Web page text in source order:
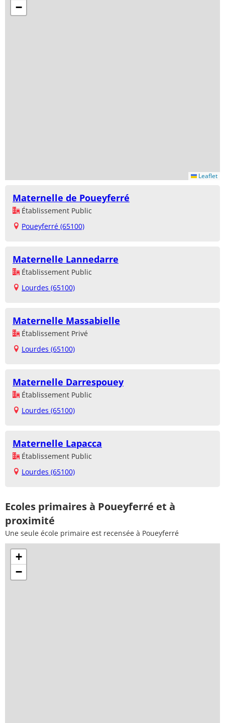
−
Leaflet
Maternelle de Poueyferré
Établissement Public
Poueyferré (65100)
Maternelle Lannedarre
Établissement Public
Lourdes (65100)
Maternelle Massabielle
Établissement Privé
Lourdes (65100)
Maternelle Darrespouey
Établissement Public
Lourdes (65100)
Maternelle Lapacca
Établissement Public
Lourdes (65100)
Ecoles primaires à Poueyferré et à
proximité
Une seule école primaire est recensée à Poueyferré
+
−